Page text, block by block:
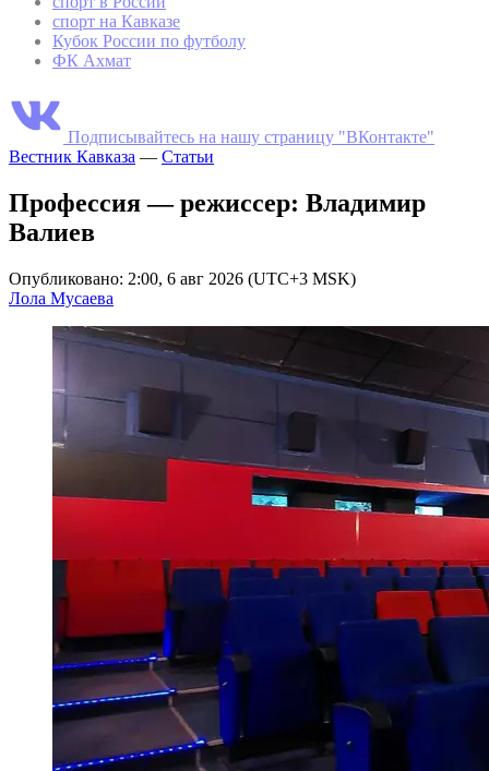
спорт на Кавказе
Кубок России по футболу
ФК Ахмат
Подписывайтесь на нашу страницу "ВКонтакте"
Вестник Кавказа — Статьи
Профессия — режиссер: Владимир
Валиев
Опубликовано: 2:00, 6 авг 2026 (UTC+3 MSK)
Лола Мусаева